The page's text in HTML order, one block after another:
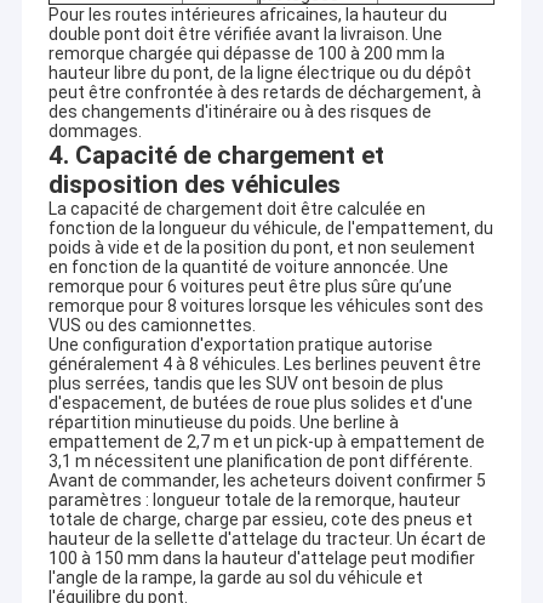
Aperçu
Produits
Pour les routes intérieures africaines, la hauteur du
double pont doit être vérifiée avant la livraison. Une
remorque chargée qui dépasse de 100 à 200 mm la
hauteur libre du pont, de la ligne électrique ou du dépôt
peut être confrontée à des retards de déchargement, à
des changements d'itinéraire ou à des risques de
dommages.
4. Capacité de chargement et
disposition des véhicules
La capacité de chargement doit être calculée en
fonction de la longueur du véhicule, de l'empattement, du
poids à vide et de la position du pont, et non seulement
en fonction de la quantité de voiture annoncée. Une
remorque pour 6 voitures peut être plus sûre qu’une
remorque pour 8 voitures lorsque les véhicules sont des
VUS ou des camionnettes.
Une configuration d'exportation pratique autorise
généralement 4 à 8 véhicules. Les berlines peuvent être
plus serrées, tandis que les SUV ont besoin de plus
d'espacement, de butées de roue plus solides et d'une
répartition minutieuse du poids. Une berline à
empattement de 2,7 m et un pick-up à empattement de
3,1 m nécessitent une planification de pont différente.
Avant de commander, les acheteurs doivent confirmer 5
paramètres : longueur totale de la remorque, hauteur
totale de charge, charge par essieu, cote des pneus et
hauteur de la sellette d'attelage du tracteur. Un écart de
100 à 150 mm dans la hauteur d'attelage peut modifier
l'angle de la rampe, la garde au sol du véhicule et
l'équilibre du pont.
À propos de Qingdao Alston Motors